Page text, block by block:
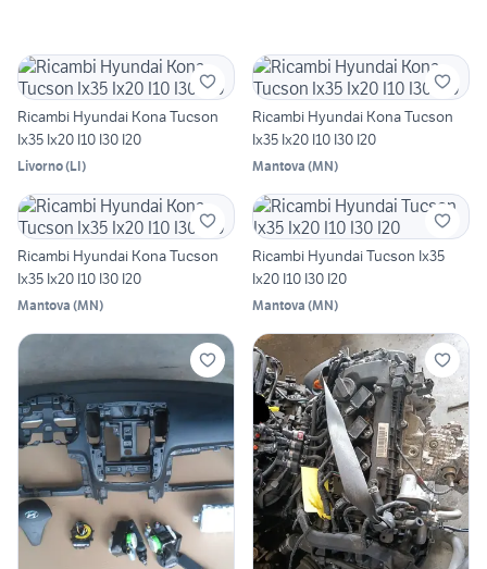
Ricambi Hyundai Kona Tucson
Ix35 Ix20 I10 I30 I20
Livorno(LI)
Ricambi Hyundai Kona Tucson
Ix35 Ix20 I10 I30 I20
Mantova (MN)
Ricambi Hyundai Kona Tucson
Ix35 Ix20 I10 I30 I20
Mantova (MN)
Ricambi Hyundai Tucson Ix35
Ix20 I10 I30 I20
Mantova (MN)